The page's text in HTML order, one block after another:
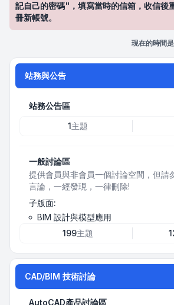
記自己的密碼"，填寫當時的信箱，收信後
冊新帳號。
現在的時間
站務與公告
站務公告區
1主題
一般討論區
提供會員與非會員一個討論空間，但請
言論，一經發現，一律刪除!
子版面:
BIM 設計與模型應用
199主題
CAD/BIM 技術討論
AutoCAD產品討論區